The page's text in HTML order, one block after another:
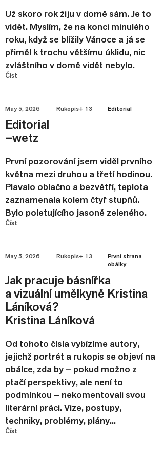
Už skoro rok žiju v domě sám. Je to
vidět. Myslím, že na konci minulého
roku, když se blížily Vánoce a já se
přiměl k trochu většímu úklidu, nic
zvláštního v domě vidět nebylo.
Číst
May 5, 2026 Rukopis+ 13 Editorial
Editorial
–wetz
První pozorování jsem viděl prvního
května mezi druhou a třetí hodinou.
Plavalo oblačno a bezvětří, teplota
zaznamenala kolem čtyř stupňů.
Bylo poletujícího jasoně zeleného.
Číst
May 5, 2026 Rukopis+ 13
První strana
obálky
Jak pracuje básnířka
a vizuální umělkyně Kristina
Láníková?
Kristina Láníková
Od tohoto čísla vybízíme autory,
jejichž portrét a rukopis se objeví na
obálce, zda by – pokud možno z
ptačí perspektivy, ale není to
podmínkou – nekomentovali svou
literární práci. Vize, postupy,
techniky, problémy, plány...
Číst